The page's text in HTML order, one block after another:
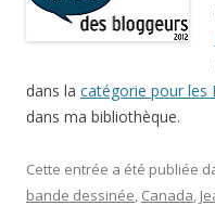
dans la catégorie pour les
dans ma bibliothèque.
Cette entrée a été publiée
bande dessinée, Canada,